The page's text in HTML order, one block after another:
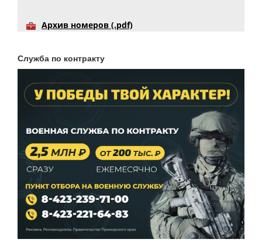
Архив номеров (.pdf)
Служба по контракту